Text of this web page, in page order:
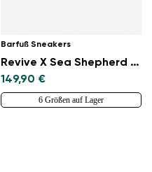
Barfuß Sneakers
Revive X Sea Shepherd - Orca
149,90 €
6 Größen auf Lager